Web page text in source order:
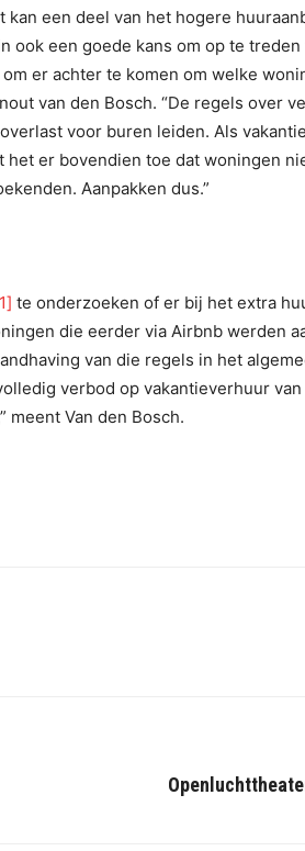
een deel van het hogere
ook een goede kans om op te
er achter te komen om welke
van den Bosch. “De regels over
voor buren leiden. Als
het er bovendien toe dat woningen
Aanpakken dus.”
te onderzoeken of er bij het extra
die eerder via Airbnb werden
van die regels in het
verbod op vakantieverhuur van
meent Van den Bosch.